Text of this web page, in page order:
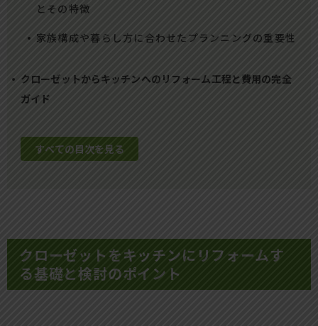
とその特徴
家族構成や暮らし方に合わせたプランニングの重要性
クローゼットからキッチンへのリフォーム工程と費用の完全
ガイド
すべての目次を見る
クローゼットをキッチンにリフォームす
る基礎と検討のポイント